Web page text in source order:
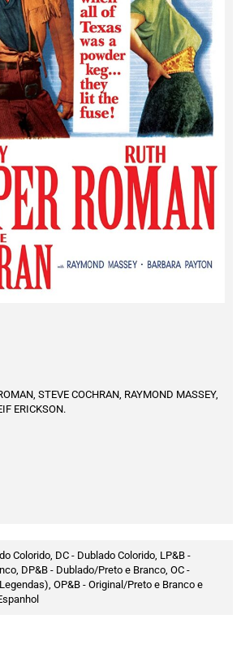
STEVE COCHRAN, RAYMOND MASSEY,
ERICKSON.
Colorido, DC - Dublado Colorido, LP&B -
DP&B - Dublado/Preto e Branco, OC -
OP&B - Original/Preto e Branco e